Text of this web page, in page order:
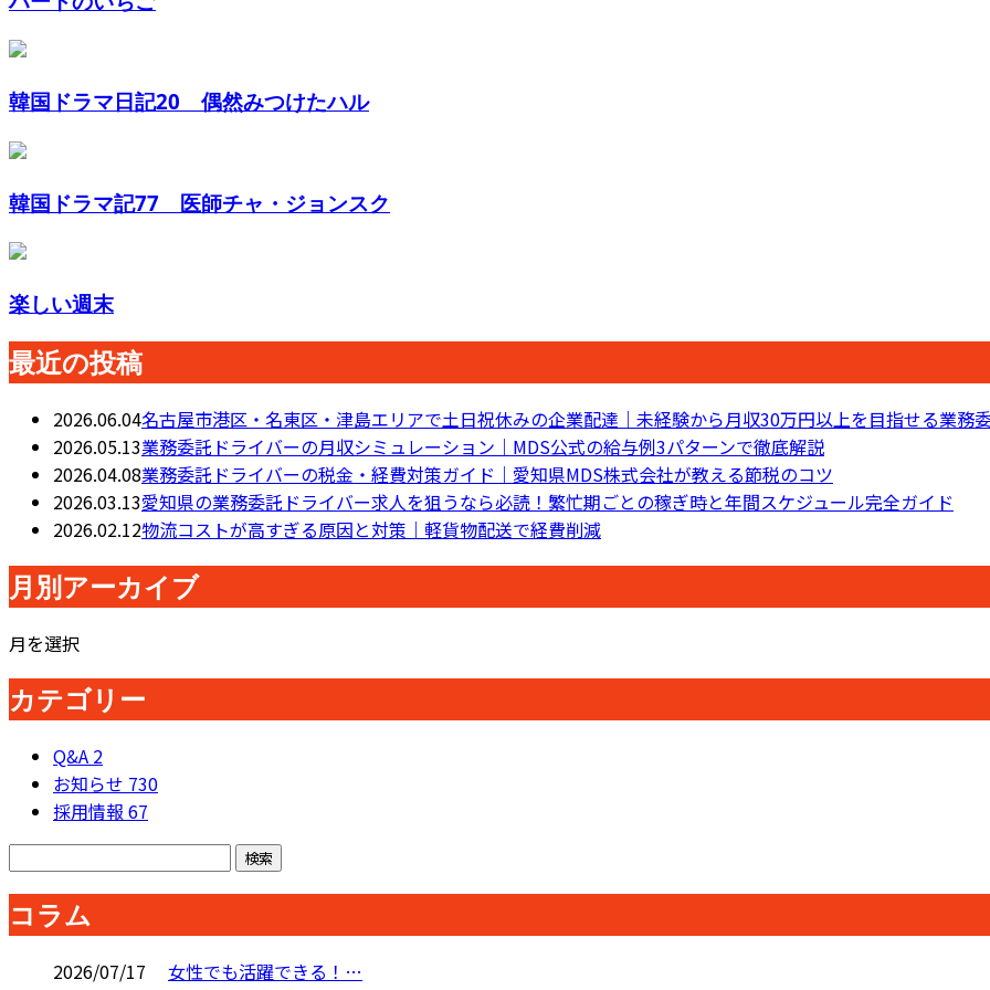
韓国ドラマ日記20 偶然みつけたハル
韓国ドラマ記77 医師チャ・ジョンスク
楽しい週末
最近の投稿
2026.06.04名古屋市港区・名東区・津島エリアで土日祝休みの企業配達｜未経験から月収30万円以上を目指せる業務
2026.05.13業務委託ドライバーの月収シミュレーション｜MDS公式の給与例3パターンで徹底解説
2026.04.08業務委託ドライバーの税金・経費対策ガイド｜愛知県MDS株式会社が教える節税のコツ
2026.03.13愛知県の業務委託ドライバー求人を狙うなら必読！繁忙期ごとの稼ぎ時と年間スケジュール完全ガイド
2026.02.12物流コストが高すぎる原因と対策｜軽貨物配送で経費削減
月別アーカイブ
月を選択
カテゴリー
Q&A 2
お知らせ 730
採用情報 67
コラム
2026/07/17
女性でも活躍できる！…